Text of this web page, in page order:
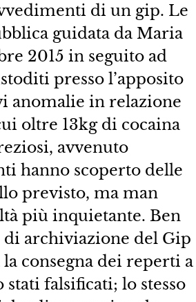
di un gip. Le
guidata da Maria
2015 in seguito ad
presso l’apposito
anomalie in relazione
oltre 13kg di cocaina
avvenuto
hanno scoperto delle
previsto, ma man
più inquietante. Ben
archiviazione del Gip
consegna dei reperti a
falsificati; lo stesso